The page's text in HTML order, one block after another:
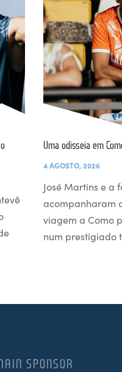
Uma odisseia em
4 AGOSTO, 2026
José Martins e a
acompanharam
viagem a Como
num prestigiado
SPONSOR